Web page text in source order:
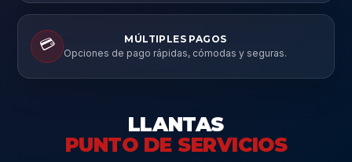
💳
MÚLTIPLES PAGOS
Opciones de pago rápidas, cómodas y seguras.
LLANTAS
PUNTO DE SERVICIOS